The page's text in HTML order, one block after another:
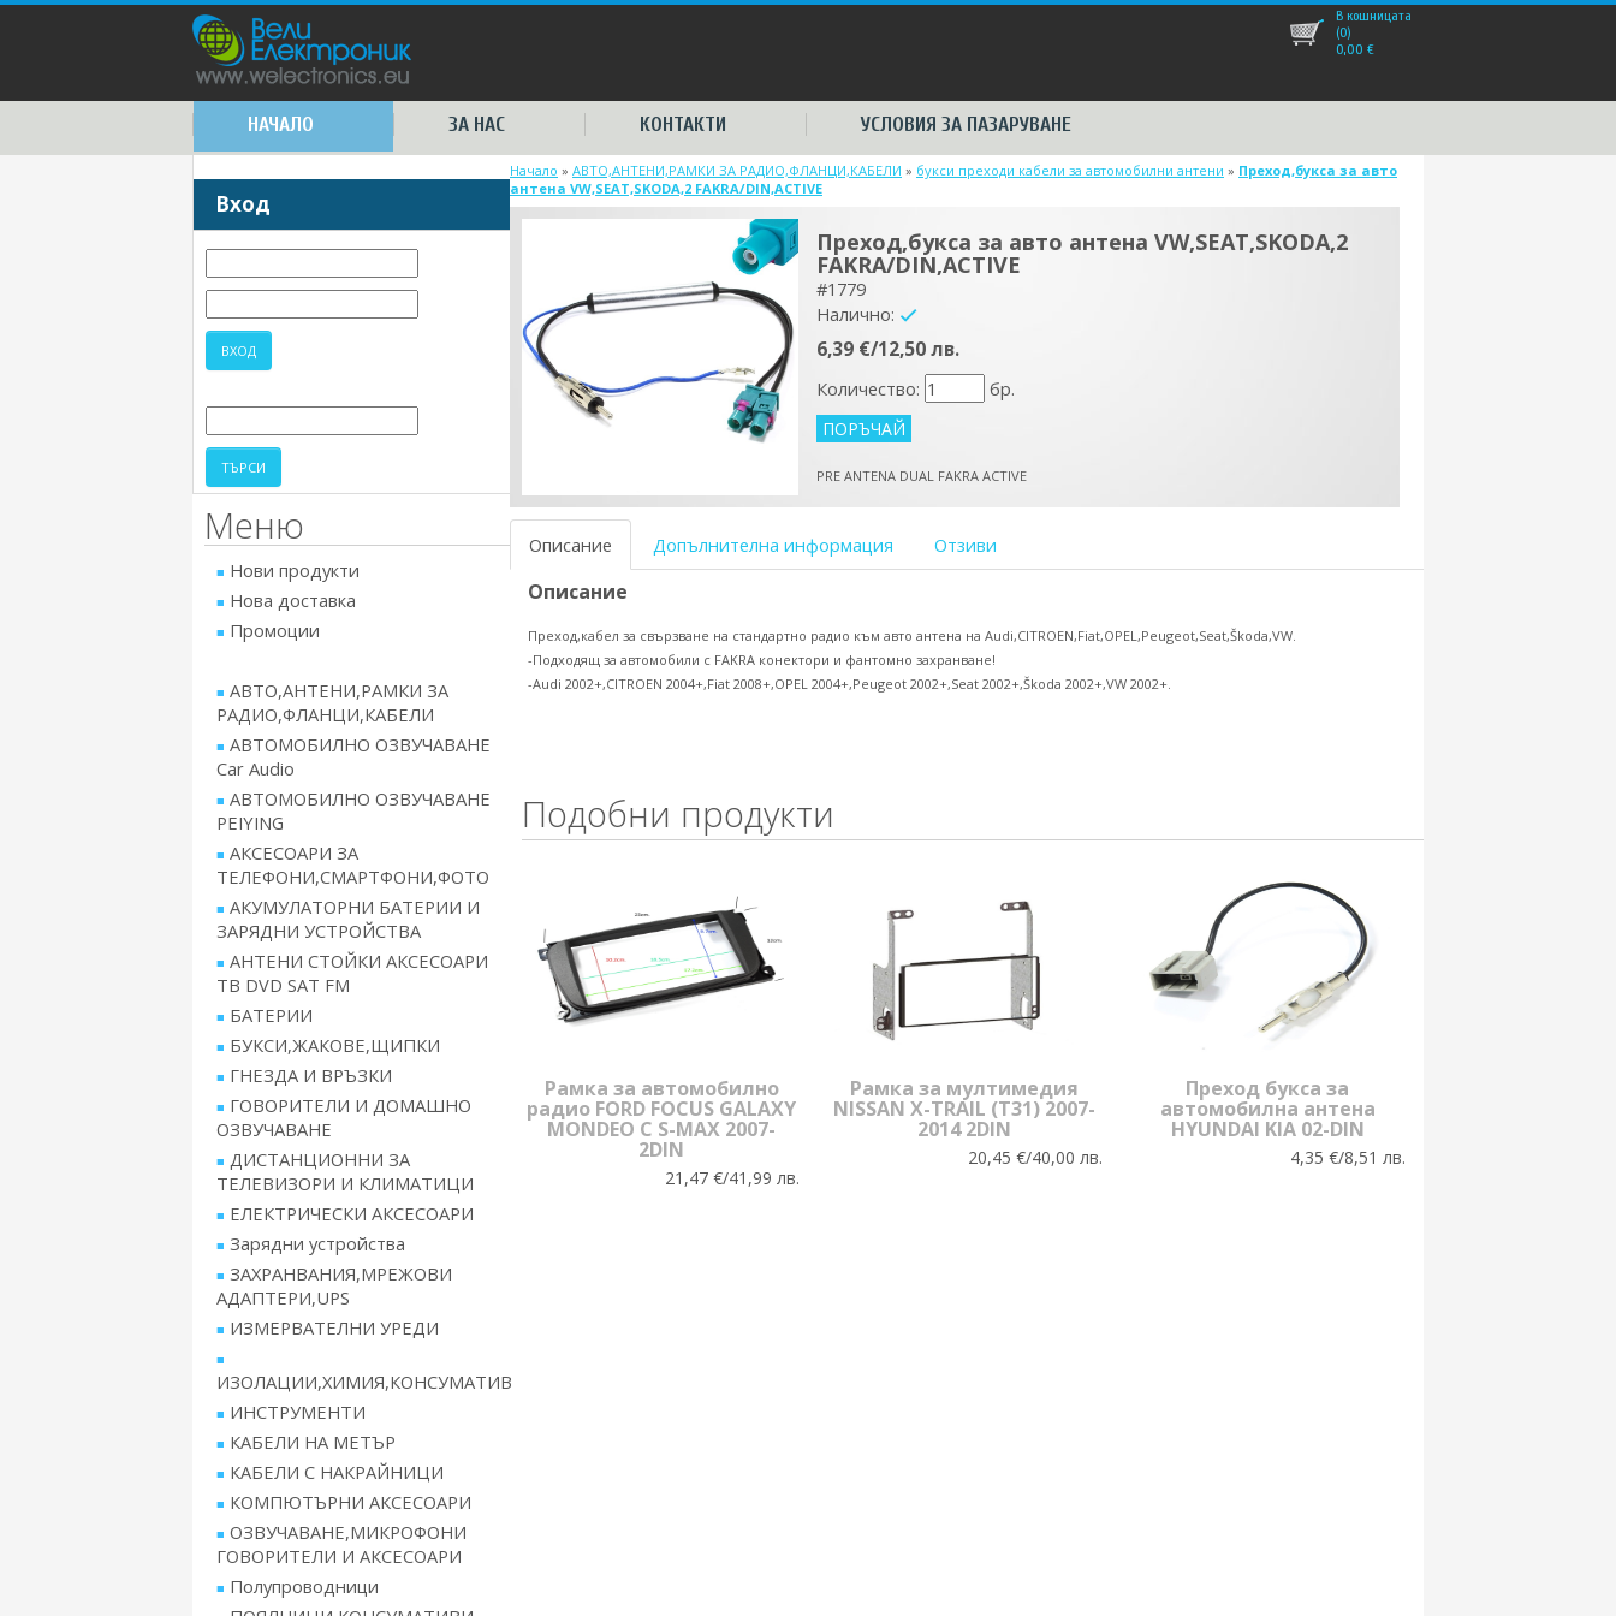
НАЧАЛО ЗА НАС КОНТАКТИ УСЛОВИЯ ЗА ПАЗАРУВАНЕ
В кошницата
(0)
0,00 €
Вход
Меню
Нови продукти
Нова доставка
Промоции
АВТО,АНТЕНИ,РАМКИ ЗА
РАДИО,ФЛАНЦИ,КАБЕЛИ
АВТОМОБИЛНО ОЗВУЧАВАНЕ
Car Audio
АВТОМОБИЛНО ОЗВУЧАВАНЕ
PEIYING
АКСЕСОАРИ ЗА
ТЕЛЕФОНИ,СМАРТФОНИ,ФОТО
АКУМУЛАТОРНИ БАТЕРИИ И
ЗАРЯДНИ УСТРОЙСТВА
АНТЕНИ СТОЙКИ АКСЕСОАРИ
ТВ DVD SAT FM
БАТЕРИИ
БУКСИ,ЖАКОВЕ,ЩИПКИ
ГНЕЗДА И ВРЪЗКИ
ГОВОРИТЕЛИ И ДОМАШНО
ОЗВУЧАВАНЕ
ДИСТАНЦИОННИ ЗА
ТЕЛЕВИЗОРИ И КЛИМАТИЦИ
ЕЛЕКТРИЧЕСКИ АКСЕСОАРИ
Зарядни устройства
ЗАХРАНВАНИЯ,МРЕЖОВИ
АДАПТЕРИ,UPS
ИЗМЕРВАТЕЛНИ УРЕДИ
ИЗОЛАЦИИ,ХИМИЯ,КОНСУМАТИВ
ИНСТРУМЕНТИ
КАБЕЛИ НА МЕТЪР
КАБЕЛИ С НАКРАЙНИЦИ
КОМПЮТЪРНИ АКСЕСОАРИ
ОЗВУЧАВАНЕ,МИКРОФОНИ
ГОВОРИТЕЛИ И АКСЕСОАРИ
Полупроводници
Начало » АВТО,АНТЕНИ,РАМКИ ЗА РАДИО,ФЛАНЦИ,КАБЕЛИ » букси преходи кабели за автомобилни антени » Преход,букса за авто
антена VW,SEAT,SKODA,2 FAKRA/DIN,ACTIVE
Преход,букса за авто антена VW,SEAT,SKODA,2
FAKRA/DIN,ACTIVE
#1779
Налично:
6,39 €/12,50 лв.
Количество: бр.
PRE ANTENA DUAL FAKRA ACTIVE
Описание Допълнителна информация Отзиви
Описание
Преход,кабел за свързване на стандартно радио към авто антена на Audi,CITROEN,Fiat,OPEL,Peugeot,Seat,Škoda,VW.
-Подходящ за автомобили с FAKRA конектори и фантомно захранване!
-Audi 2002+,CITROEN 2004+,Fiat 2008+,OPEL 2004+,Peugeot 2002+,Seat 2002+,Škoda 2002+,VW 2002+.
Подобни продукти
Рамка за автомобилно
радио FORD FOCUS GALAXY
MONDEO C S-MAX 2007-
2DIN
21,47 €/41,99 лв.
Рамка за мултимедия
NISSAN X-TRAIL (T31) 2007-
2014 2DIN
20,45 €/40,00 лв.
Преход букса за
автомобилна антена
HYUNDAI KIA 02-DIN
4,35 €/8,51 лв.